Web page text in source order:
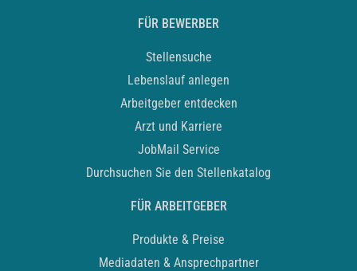
FÜR BEWERBER
Stellensuche
Lebenslauf anlegen
Arbeitgeber entdecken
Arzt und Karriere
JobMail Service
Durchsuchen Sie den Stellenkatalog
FÜR ARBEITGEBER
Produkte & Preise
Mediadaten & Ansprechpartner